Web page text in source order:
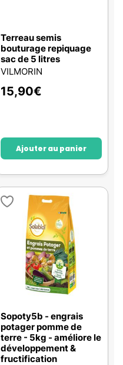
Terreau semis
bouturage repiquage
sac de 5 litres
VILMORIN
15,90€
Ajouter au panier
Sopoty5b - engrais
potager pomme de
terre - 5kg - améliore le
développement &
fructification